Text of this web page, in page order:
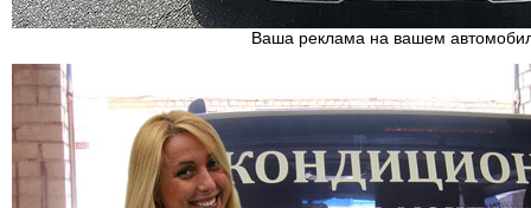
Ваша реклама на вашем